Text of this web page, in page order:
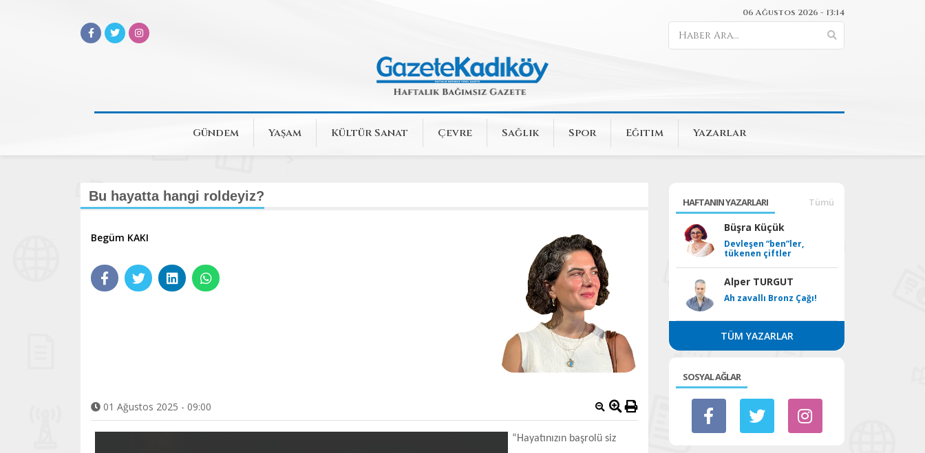
06 Ağustos 2026 - 13:14
Gündem Yaşam Kültür Sanat Çevre Sağlık Spor Eğitim Yazarlar
Bu hayatta hangi roldeyiz?
Begüm KAKI
01 Ağustos 2025 - 09:00
“Hayatınızın başrolü siz
HAFTANIN YAZARLARI Tümü
Büşra Küçük
Devleşen “ben”ler,
tükenen çiftler
Alper TURGUT
Ah zavallı Bronz Çağı!
TÜM YAZARLAR
SOSYAL AĞLAR